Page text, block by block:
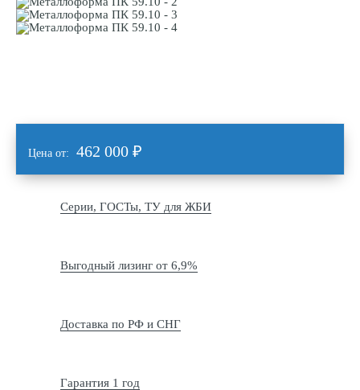
Цена от: 462 000 ₽
Серии, ГОСТы, ТУ для ЖБИ
Выгодный лизинг от 6,9%
Доставка по РФ и СНГ
Гарантия 1 год